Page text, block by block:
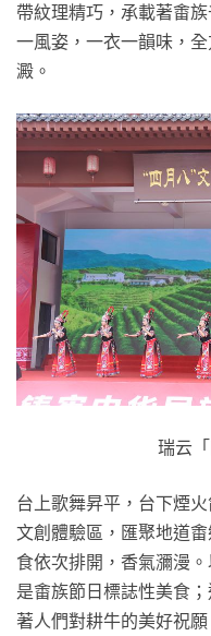
帶紋理精巧，承載著畬
一風姿，一衣一韻味，
澱。
瑞云
台上歌舞昇平，台下煙
文創體驗區，匯聚地道
食依次排開，香氣瀰漫
是畬族節日標誌性美食
著人們對耕牛的美好祝